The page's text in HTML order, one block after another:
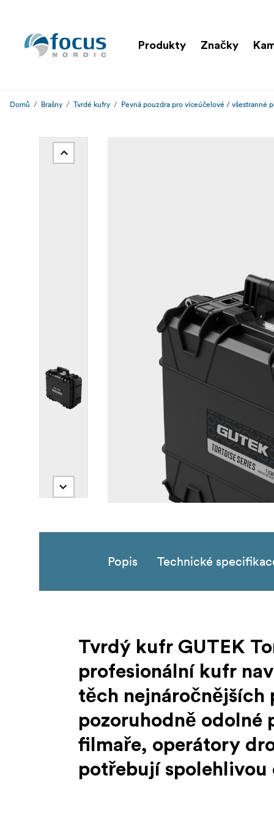
Produkty Značky
Domů Brašny Tvrdé kufry Pevná pouzdra pro víceúčelové / všestranné
Popis Technické
Tvrdý kufr GUTEK
profesionální kufr
těch nejnáročnějších
pozoruhodně odolné
filmaře, operátory
potřebují spolehlivou